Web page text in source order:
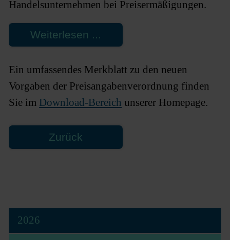
Handelsunternehmen bei Preisermäßigungen.
Weiterlesen ...
Ein umfassendes Merkblatt zu den neuen
Vorgaben der Preisangabenverordnung finden
Sie im Download-Bereich unserer Homepage.
Zurück
2026